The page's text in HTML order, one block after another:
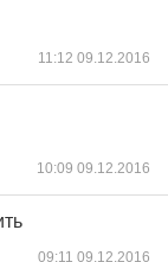
11:12 09.12.2016
10:09 09.12.2016
09:11 09.12.2016